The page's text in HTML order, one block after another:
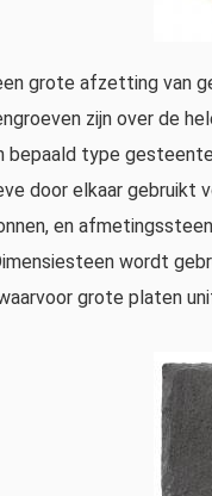
grote afzetting van
zijn over de
bepaald type
door elkaar gebruikt
en
wordt
grote platen